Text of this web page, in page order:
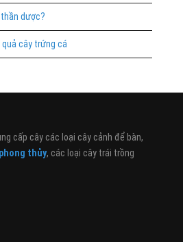
dược?
cây trứng cá
cấp cây các loại cây cảnh để bàn,
thủy, các loại cây trái trồng